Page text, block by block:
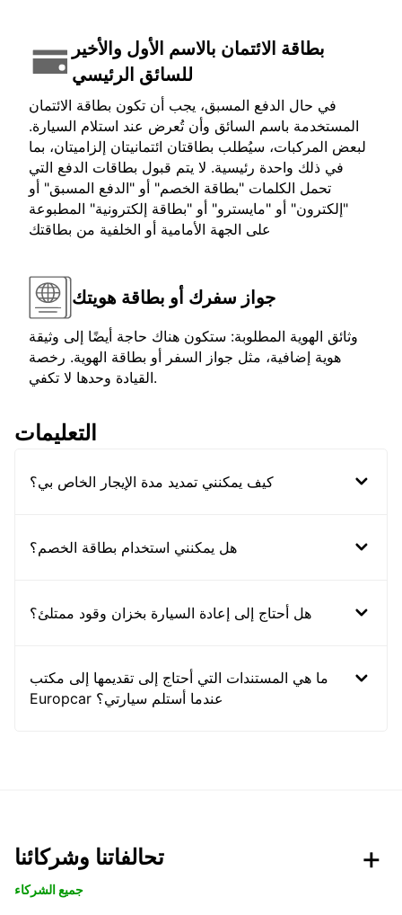
بطاقة الائتمان بالاسم الأول والأخير
للسائق الرئيسي
في حال الدفع المسبق، يجب أن تكون بطاقة الائتمان
المستخدمة باسم السائق وأن تُعرض عند استلام السيارة.
لبعض المركبات، سيُطلب بطاقتان ائتمانيتان إلزاميتان، بما
في ذلك واحدة رئيسية. لا يتم قبول بطاقات الدفع التي
تحمل الكلمات "بطاقة الخصم" أو "الدفع المسبق" أو
"إلكترون" أو "مايسترو" أو "بطاقة إلكترونية" المطبوعة
على الجهة الأمامية أو الخلفية من بطاقتك
جواز سفرك أو بطاقة هويتك
وثائق الهوية المطلوبة: ستكون هناك حاجة أيضًا إلى وثيقة
هوية إضافية، مثل جواز السفر أو بطاقة الهوية. رخصة
القيادة وحدها لا تكفي.
التعليمات
كيف يمكنني تمديد مدة الإيجار الخاص بي؟
هل يمكنني استخدام بطاقة الخصم؟
هل أحتاج إلى إعادة السيارة بخزان وقود ممتلئ؟
ما هي المستندات التي أحتاج إلى تقديمها إلى مكتب
Europcar عندما أستلم سيارتي؟
تحالفاتنا وشركائنا
جميع الشركاء